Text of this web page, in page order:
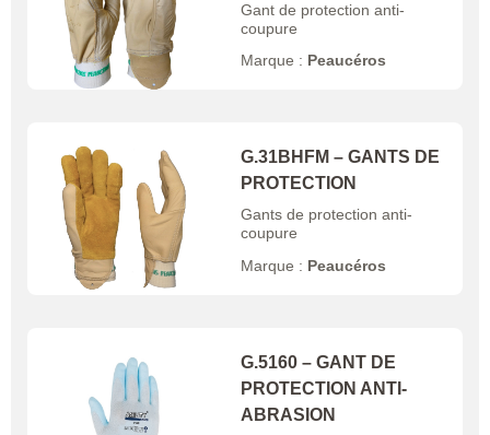
Gant de protection anti-
coupure
Marque : Peaucéros
G.31BHFM – GANTS DE
PROTECTION
Gants de protection anti-
coupure
Marque : Peaucéros
G.5160 – GANT DE
PROTECTION ANTI-
ABRASION